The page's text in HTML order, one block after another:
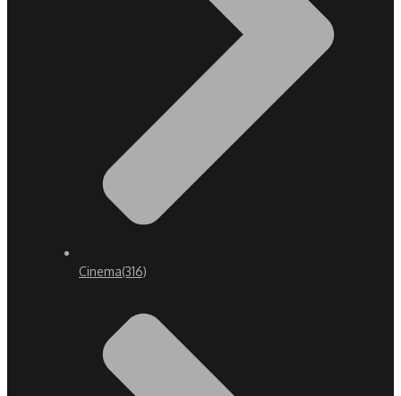
Cinema(316)